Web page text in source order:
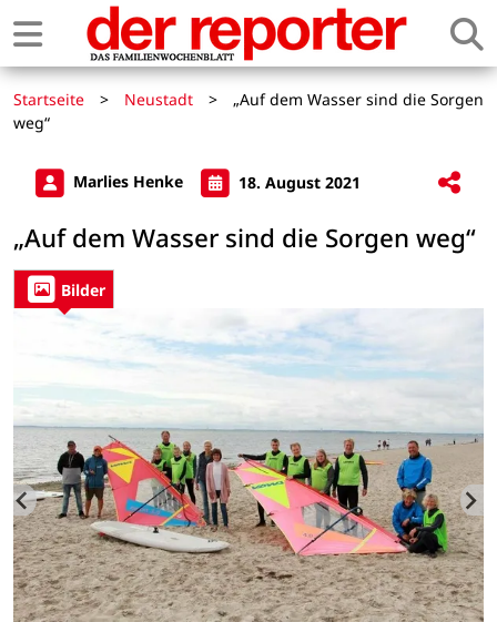
Startseite > Neustadt >
„Auf dem Wasser sind die Sorgen
weg“
Marlies Henke 18. August 2021
„Auf dem Wasser sind die Sorgen weg“
Bilder